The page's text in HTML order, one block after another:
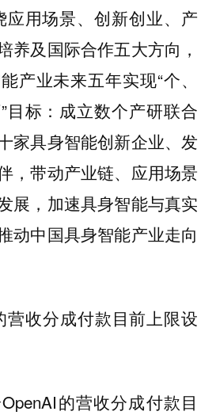
应用场景、创新创业、产
养及国际合作五大方向，
产业未来五年实现“个、
目标：成立数个产研联合
家具身智能创新企业、发
，带动产业链、应用场景
展，加速具身智能与真实
动中国具身智能产业走向
营收分成付款目前上限设
的营收分成付款目